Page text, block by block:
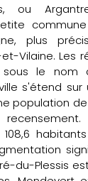
ou
plus
Vilaine. Les
le nom
s'étend
population
du-Plessis